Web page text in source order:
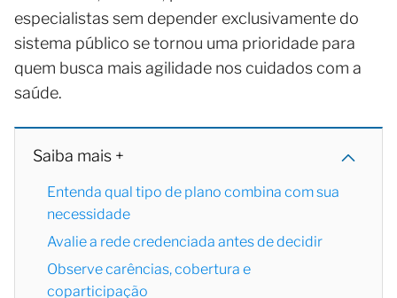
especialistas sem depender exclusivamente do
sistema público se tornou uma prioridade para
quem busca mais agilidade nos cuidados com a
saúde.
Saiba mais +
Entenda qual tipo de plano combina com sua
necessidade
Avalie a rede credenciada antes de decidir
Observe carências, cobertura e
coparticipação